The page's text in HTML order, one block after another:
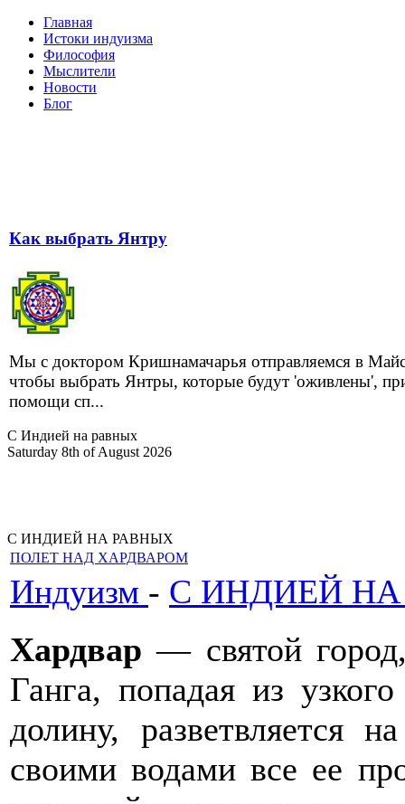
Главная
Истоки индуизма
Философия
Мыслители
Новости
Блог
Как выбрать Янтру
Мы с доктором Кришнамачарья отправляемся в
чтобы выбрать Янтры, которые будут 'оживлены',
помощи сп...
С Индией на равных
Saturday 8th of August 2026
С ИНДИЕЙ НА РАВНЫХ
ПОЛЕТ НАД ХАРДВАРОМ
Индуизм - С ИНДИЕЙ
Хардвар — святой
Ганга, попадая из
долину, разветвляется
своими водами все ее